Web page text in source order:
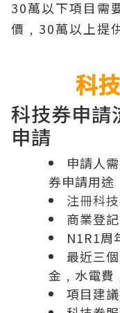
30萬以下項目需
價﹐30萬以上提
科
科技券申請
申請
申請人
券申請用途
注冊科
商業登
N1R1周
最近三
金﹐水電費
項目建